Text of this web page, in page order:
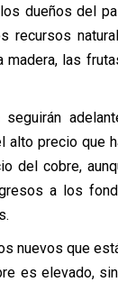
dueños del
recursos
madera, las
alto precio que
del cobre,
a los
nuevos que
es elevado,